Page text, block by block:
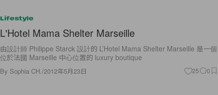
Lifestyle
L'Hotel Mama Shelter Marseille
由設計師 Philippe Starck 設計的 L’Hotel Mama Shelter Marseille 是一個
位於法國 Marseille 中心位置的 luxury boutique
By Sophia CH./2012年5月23日 25 0